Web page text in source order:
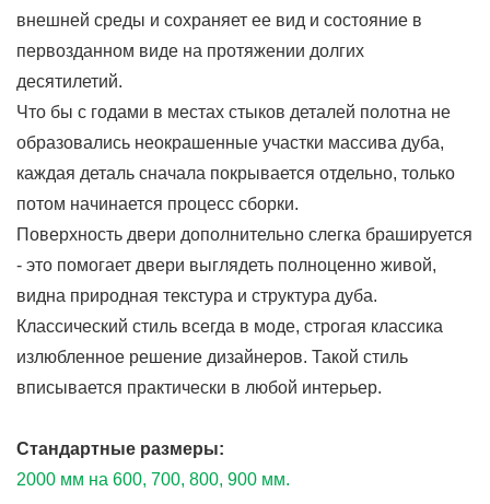
внешней среды и сохраняет ее вид и состояние в
первозданном виде на протяжении долгих
десятилетий.
Что бы с годами в местах стыков деталей полотна не
образовались неокрашенные участки массива дуба,
каждая деталь сначала покрывается отдельно, только
потом начинается процесс сборки.
Поверхность двери дополнительно слегка брашируется
- это помогает двери выглядеть полноценно живой,
видна природная текстура и структура дуба.
Классический стиль всегда в моде, строгая классика
излюбленное решение дизайнеров. Такой стиль
вписывается практически в любой интерьер.
Стандартные размеры:
2000 мм на 600, 700, 800, 900 мм.